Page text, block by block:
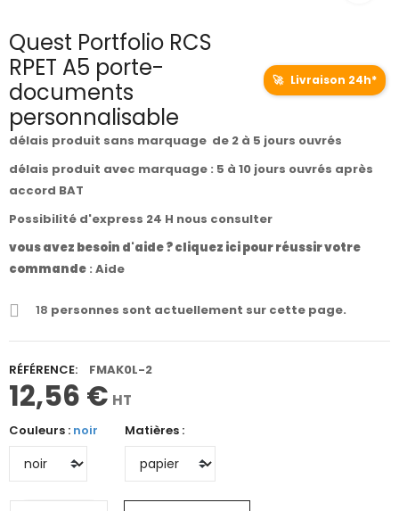
Quest Portfolio RCS
RPET A5 porte-
documents
personnalisable
🚀 Livraison 24h*
délais produit sans marquage de 2 à 5 jours ouvrés
délais produit avec marquage : 5 à 10 jours ouvrés après
accord BAT
Possibilité d'express 24 H nous consulter
vous avez besoin d'aide ? cliquez ici pour réussir votre
commande : Aide
18 personnes sont actuellement sur cette page.
RÉFÉRENCE: FMAK0L-2
12,56 € HT
Couleurs : noir Matières :